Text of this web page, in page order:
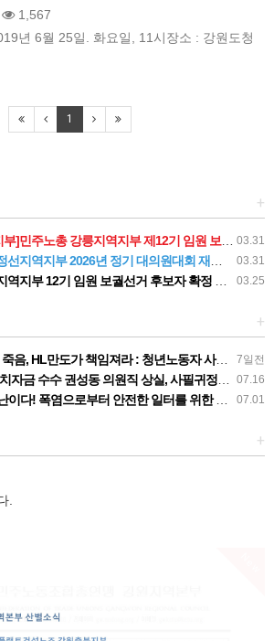
1,567
년 6월 25일. 화요일, 11시장소 : 강원도청
1
+
03.31
노총 강릉지역지부 제12기 임원 보궐선거결과 공고
03.31
역지부 2026년 정기 대의원대회 재소집 건
03.25
지부 12기 임원 보궐선거 후보자 확정 공고
+
7일전
져라 : 청년노동자 사망사고의 철저한 진상규명과 재발방지 대책 마련하라
07.16
금 수수 권성동 의원직 상실, 사필귀정이다
07.01
안전한 일터를 위한 민주노총 강원지역본부 폭염감시단 선포 기자회견
+
.